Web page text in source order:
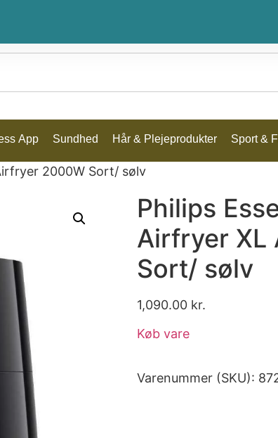
App Sundhed Hår & Plejeprodukter Sport &
2000W Sort/ sølv
Philips
Airfryer XL
Sort/ sølv
1,090.00 kr.
Køb vare
Varenummer (SKU):